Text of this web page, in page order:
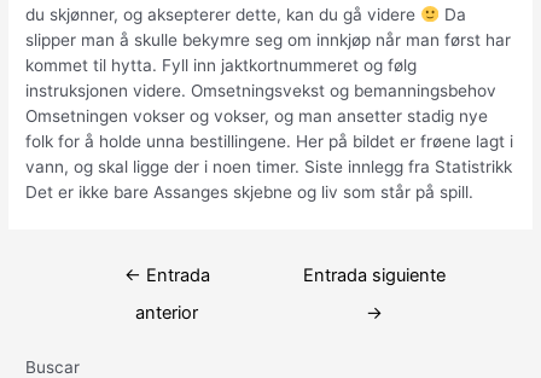
du skjønner, og aksepterer dette, kan du gå videre
Da
slipper man å skulle bekymre seg om innkjøp når man først har
kommet til hytta. Fyll inn jaktkortnummeret og følg
instruksjonen videre. Omsetningsvekst og bemanningsbehov
Omsetningen vokser og vokser, og man ansetter stadig nye
folk for å holde unna bestillingene. Her på bildet er frøene lagt i
vann, og skal ligge der i noen timer. Siste innlegg fra Statistrikk
Det er ikke bare Assanges skjebne og liv som står på spill.
Navegación
← Entrada
anterior
Entrada siguiente
→
Buscar